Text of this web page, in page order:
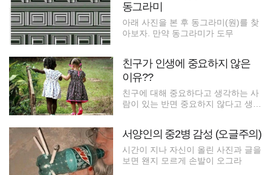
동그라미
아래 사진을 본 후 동그라미(원)를 찾
아보자. 만약 동그라미가 도무
친구가 인생에 중요하지 않은
이유??
친구에 대해 중요하다고 생각하는 사
람이 있는 반면 중요하지 않다고 생각
서양인의 중2병 감성 (오글주의)
시간이 지나 자신이 올린 사진과 글을
보면 왠지 모르게 손발이 오그라